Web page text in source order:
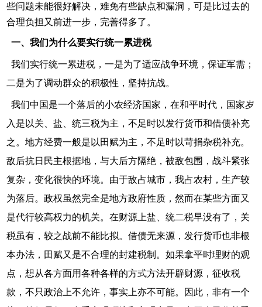
些问题未能很好解决，难免有些缺点和漏洞，可是比过去的
合理负担又前进一步，完善得多了。
一、我们为什么要实行统一累进税
我们实行统一累进税，一是为了适应战争环境，保证军需；
二是为了调动群众的积极性，坚持抗战。
我们中国是一个落后的小农经济国家，在和平时代，国家岁
入是以关、盐、统三税为主，不足时以发行货币和借债补充
之。地方经费一般是以田赋为主，不足时以苛捐杂税补充。
敌后抗日民主根据地，与大后方隔绝，被敌包围，战斗紧张
复杂，变化很快的环境。由于敌占城市，我占农村，生产较
为落后。政权虽然完全是地方政府性质，然而在某些方面又
是代行较高权力的机关。在财源上盐、统二税早没有了，关
税虽有，较之战前不能比拟。借债无来源，发行货币也非根
本办法，田赋又是不合理的封建税制。如果拿平时理财的观
点，想从各方面用各种各样的方式方法开辟财源，征收税
款，不只政治上不允许，事实上亦不可能。因此，非有一个